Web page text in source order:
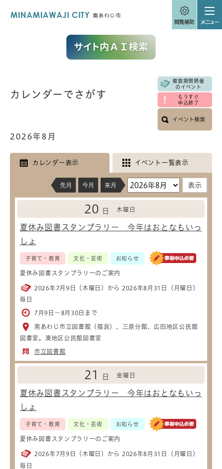
文
カレンダーでさがす
複数期間開催
のイベント
もうすぐ
申込終了
イベント検索
2026年8月
カレンダー表示 イベント一覧表示
先月 今月 来月
20 日 木曜日
夏休み図書スタンプラリー 今年はおとなもいっ
しょ
子育て・教育 文化・芸術 お知らせ
夏休み図書スタンプラリーのご案内
2026年7月9日（木曜日）から 2026年8月31日（月曜日）
毎日
7月9日～8月30日まで
南あわじ市立図書館（福良）、三原分館、広田地区公民館
図書室。湊地区公民館図書室
市立図書館
21 日 金曜日
夏休み図書スタンプラリー 今年はおとなもいっ
しょ
子育て・教育 文化・芸術 お知らせ
夏休み図書スタンプラリーのご案内
2026年7月9日（木曜日）から 2026年8月31日（月曜日）
毎日